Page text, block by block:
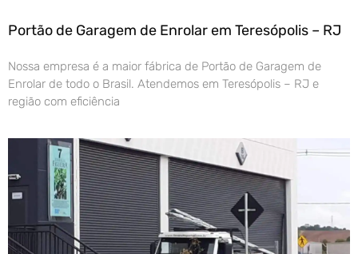
Portão de Garagem de Enrolar em Teresópolis – RJ
Nossa empresa é a maior fábrica de Portão de Garagem de
Enrolar de todo o Brasil. Atendemos em Teresópolis – RJ e
região com eficiência